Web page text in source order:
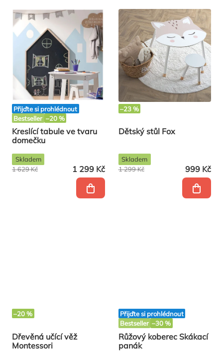
Přijďte si prohlédnout
Bestseller –20 %
Kreslící tabule ve tvaru
domečku
1 299 Kč
1 629 Kč
Skladem
–23 %
Dětský stůl Fox
999 Kč
1 299 Kč
Skladem
–20 %
Dřevěná učící věž
Montessori
Přijďte si prohlédnout
Bestseller –30 %
Růžový koberec Skákací
panák